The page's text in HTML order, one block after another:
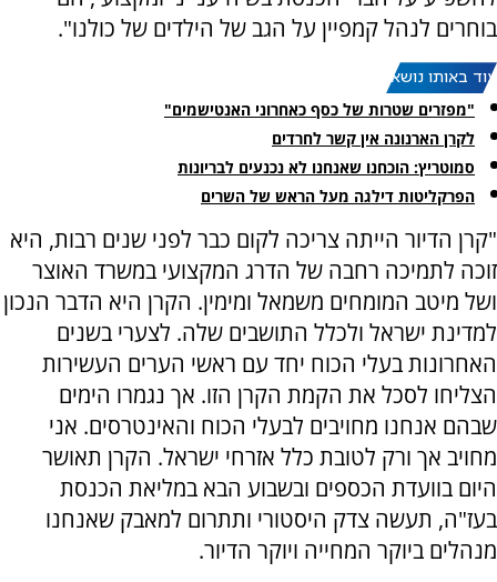
בוחרים לנהל קמפיין על הגב של הילדים של כולנו".
עוד באותו נושא:
"מפזרים שטרות של כסף כאחרוני האנטישמים"
לקרן הארנונה אין קשר לחרדים
סמוטריץ: הוכחנו שאנחנו לא נכנעים לבריונות
הפרקליטות דילגה מעל הראש של השרים
"קרן הדיור הייתה צריכה לקום כבר לפני שנים רבות, היא
זוכה לתמיכה רחבה של הדרג המקצועי במשרד האוצר
ושל מיטב המומחים משמאל ומימין. הקרן היא הדבר הנכון
למדינת ישראל ולכלל התושבים שלה. לצערי בשנים
האחרונות בעלי הכוח יחד עם ראשי הערים העשירות
הצליחו לסכל את הקמת הקרן הזו. אך נגמרו הימים
שבהם אנחנו מחויבים לבעלי הכוח והאינטרסים. אני
מחויב אך ורק לטובת כלל אזרחי ישראל. הקרן תאושר
היום בוועדת הכספים ובשבוע הבא במליאת הכנסת
בעז"ה, תעשה צדק היסטורי ותתרום למאבק שאנחנו
מנהלים ביוקר המחייה ויוקר הדיור.